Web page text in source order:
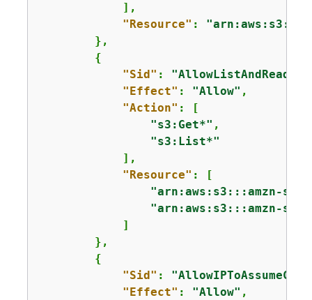
            ],
"Resource" :
        },
{
"Sid" :
"Effect" : "Allow" ,
"Action" : [
"s3:Get*" ,
"s3:List*"
            ],
"Resource" : [
"arn:aws:s3:::amzn-s3-
"arn:aws:s3:::amzn-s3-
            ]
        },
{
"Sid" :
"Effect" : "Allow" ,